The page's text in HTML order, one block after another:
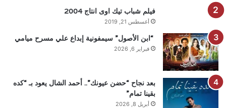
فيلم شباب تيك اوى انتاج 2004
أغسطس 21, 2019
“ابن الأصول” سيمفونية إبداع علي مسرح ميامي
فبراير 6, 2026
بعد نجاح “حضن عيونك”.. أحمد الشال يعود بـ “كده
بقينا تمام”
أبريل 8, 2026